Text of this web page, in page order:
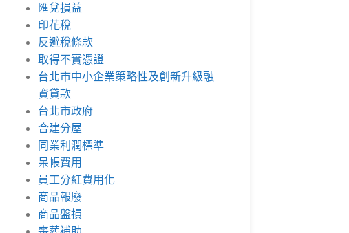
匯兌損益
印花稅
反避稅條款
取得不實憑證
台北市中小企業策略性及創新升級融
資貸款
台北市政府
合建分屋
同業利潤標準
呆帳費用
員工分紅費用化
商品報廢
商品盤損